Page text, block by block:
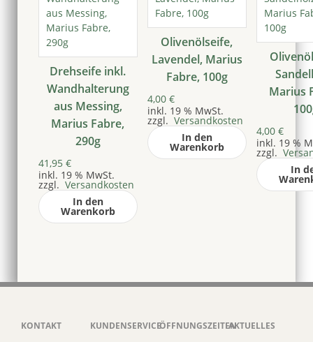
Drehseife inkl.
Wandhalterung
aus Messing,
Marius Fabre,
290g
41,95 €
inkl. 19 % MwSt.
zzgl. Versandkosten
In den
Warenkorb
Olivenölseife,
Lavendel, Marius
Fabre, 100g
4,00 €
inkl. 19 % MwSt.
zzgl. Versandkosten
In den
Warenkorb
Marius
4,00 €
inkl. 19 %
zzgl.
In
KONTAKT KUNDENSERVICEÖFFNUNGSZEITENAKTUELLES